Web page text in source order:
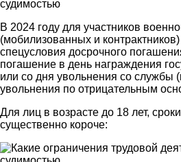
В 2024 году для участников
(мобилизованных и
спецусловия досрочного
погашение в день награждения
или со дня увольнения со службы
увольнения по отрицательным
Для лиц в возрасте до 18 лет,
существенно короче: